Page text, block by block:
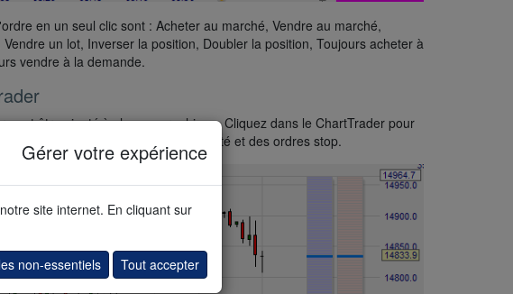
en un seul clic sont : Acheter au marché, Vendre au marché,
un lot, Inverser la position, Doubler la position, Toujours acheter à
vendre à la demande.
peut être ajouté à chaque graphique. Cliquez dans le ChartTrader pour
au marché, des ordres à cours limité et des ordres stop.
Gérer votre expérience
site internet. En cliquant sur
non-essentiels Tout accepter